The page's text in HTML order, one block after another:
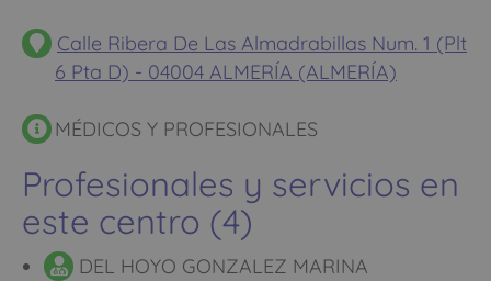
Calle Ribera De Las Almadrabillas Num. 1 (Plt
6 Pta D) - 04004 ALMERÍA (ALMERÍA)
MÉDICOS Y PROFESIONALES
Profesionales y servicios en
este centro (4)
DEL HOYO GONZALEZ MARINA